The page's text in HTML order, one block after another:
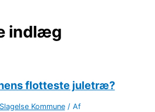
indlæg
flotteste juletræ?
Slagelse Kommune/ Af